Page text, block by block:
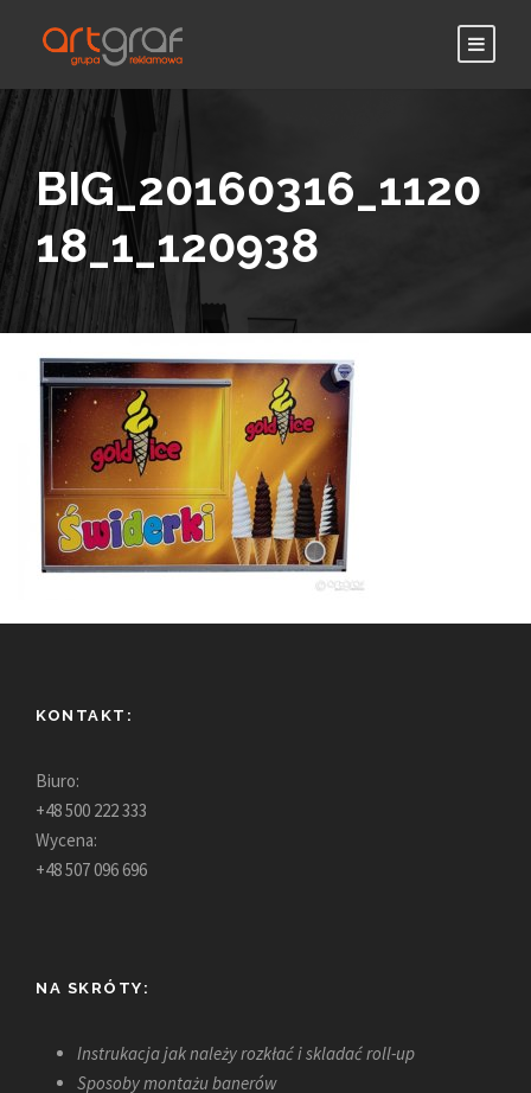
BIG_20160316_1120
18_1_120938
KONTAKT:
Biuro:
+48 500 222 333
Wycena:
+48 507 096 696
NA SKRÓTY:
Instrukacja jak należy rozkłać i skladać roll-up
Sposoby montażu banerów